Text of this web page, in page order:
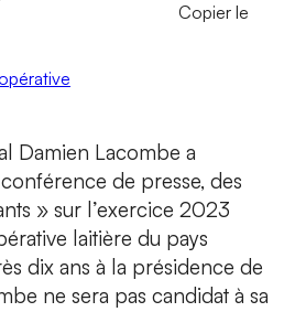
Copier le
Damien Lacombe a
de presse, des
» sur l’exercice 2023
laitière du pays
dix ans à la présidence de
ne sera pas candidat à sa